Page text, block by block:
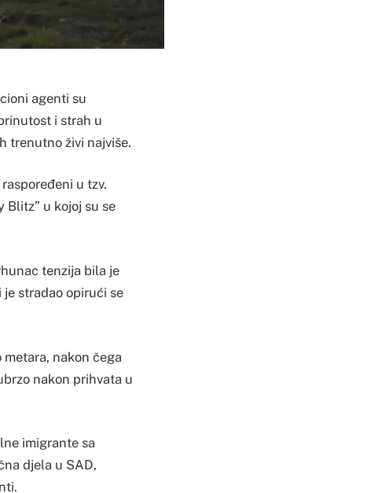
agenti su
i strah u
trenutno živi najviše.
u tzv.
Blitz” u kojoj su se
tenzija bila je
stradao opirući se
nakon čega
nakon prihvata u
imigrante sa
djela u SAD,